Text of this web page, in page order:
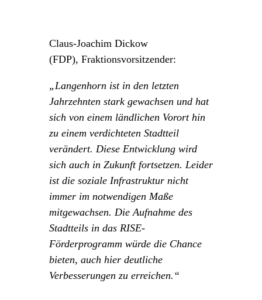
Claus-Joachim Dickow
(FDP), Fraktionsvorsitzender:
„Langenhorn ist in den letzten
Jahrzehnten stark gewachsen und hat
sich von einem ländlichen Vorort hin
zu einem verdichteten Stadtteil
verändert. Diese Entwicklung wird
sich auch in Zukunft fortsetzen. Leider
ist die soziale Infrastruktur nicht
immer im notwendigen Maße
mitgewachsen. Die Aufnahme des
Stadtteils in das RISE-
Förderprogramm würde die Chance
bieten, auch hier deutliche
Verbesserungen zu erreichen.“